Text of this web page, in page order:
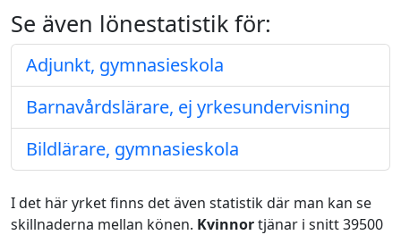
Se även lönestatistik för:
Adjunkt, gymnasieskola
Barnavårdslärare, ej yrkesundervisning
Bildlärare, gymnasieskola
I det här yrket finns det även statistik där man kan se
skillnaderna mellan könen. Kvinnortjänar i snitt 39500